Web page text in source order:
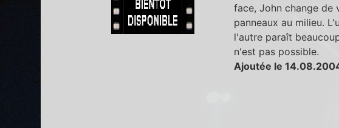
face, John change de
panneaux au milieu.
l'autre paraît
n'est pas possible.
Ajoutée le